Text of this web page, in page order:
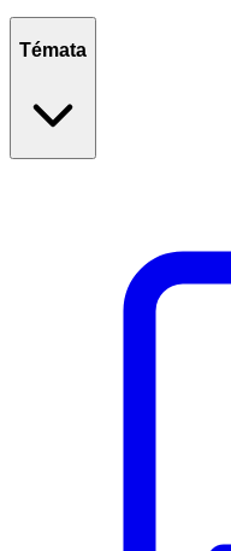
Témata